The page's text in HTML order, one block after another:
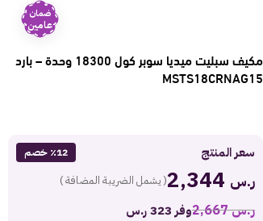
ضمان
عامين
مكيف سبليت ميديا سوبر كول 18300 وحدة – بارد
MSTS18CRNAG15
سعر المنتج ٪12 خصم
ر.س ( يشمل الضريبة المضافة )
ر.س2,667 وفر 323 ر.س